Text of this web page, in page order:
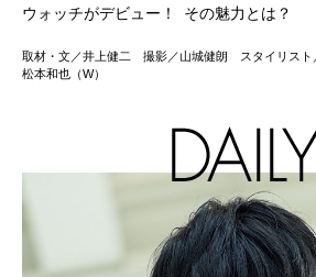
ウォッチがデビュー！ その魅力とは？
取材・文／井上健二 撮影／山城健朗 スタイリス
松本和也（W）